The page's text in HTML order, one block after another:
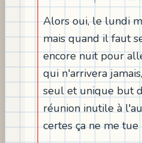
Alors oui, le lundi
mais quand il faut
encore nuit pour
qui n'arrivera
seul et unique but
réunion inutile à
certes ça ne me tue